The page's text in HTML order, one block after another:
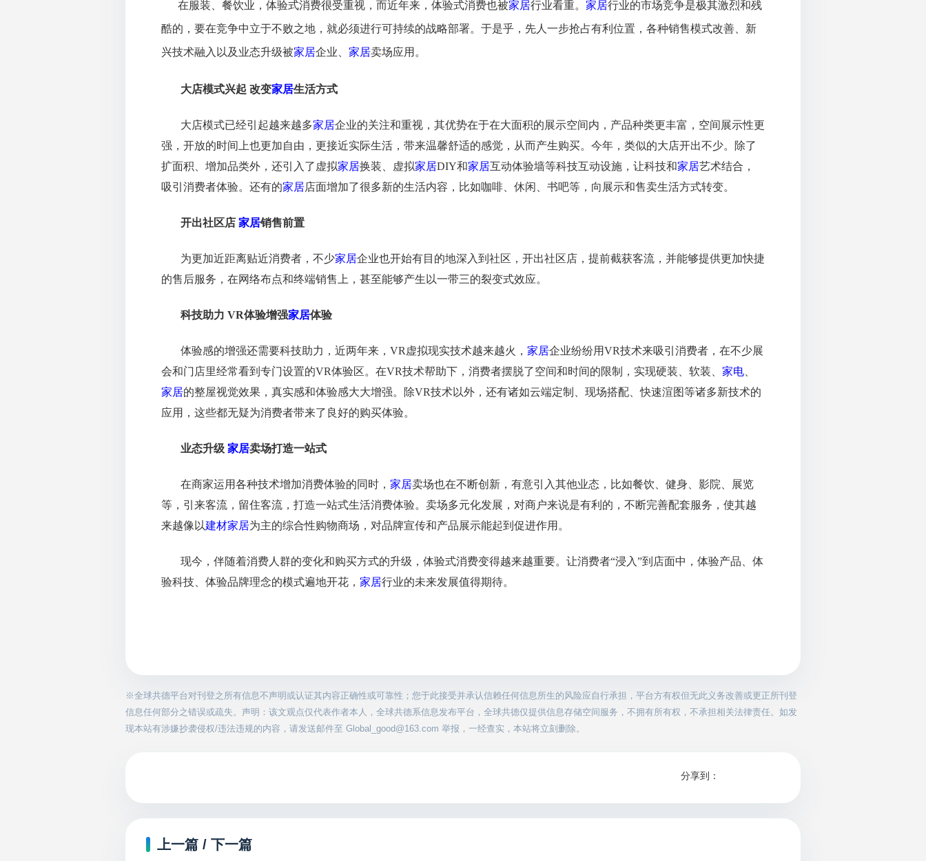
在服装、餐饮业，体验式消费很受重视，而近年来，体验式消费也被家居行业看重。 家居行业的市场竞争是极其激烈和残
酷的，要在竞争中立于不败之地，就必须进行可持续的战略部署。于是乎，先人一步抢占有利位置，各种销售模式改善、新
兴技术融入以及业态升级被家居企业、 家居卖场应用。
大店模式兴起 改变家居生活方式
大店模式已经引起越来越多家居企业的关注和重视，其优势在于在大面积的展示空间内，产品种类更丰富，空间展示性更
强，开放的时间上也更加自由，更接近实际生活，带来温馨舒适的感觉，从而产生购买。今年，类似的大店开出不少。除了
扩面积、增加品类外，还引入了虚拟家居换装、虚拟家居DIY和家居互动体验墙等科技互动设施，让科技和家居艺术结合，
吸引消费者体验。还有的家居店面增加了很多新的生活内容，比如咖啡、休闲、书吧等，向展示和售卖生活方式转变。
开出社区店 家居销售前置
为更加近距离贴近消费者，不少家居企业也开始有目的地深入到社区，开出社区店，提前截获客流，并能够提供更加快捷
的售后服务，在网络布点和终端销售上，甚至能够产生以一带三的裂变式效应。
科技助力 VR体验增强家居体验
体验感的增强还需要科技助力，近两年来， VR虚拟现实技术越来越火， 家居企业纷纷用VR技术来吸引消费者，在不少展
会和门店里经常看到专门设置的VR体验区。在VR技术帮助下，消费者摆脱了空间和时间的限制，实现硬装、软装、 家电
家居的整屋视觉效果，真实感和体验感大大增强。除VR技术以外，还有诸如云端定制、现场搭配、快速渲图等诸多新技术的
应用，这些都无疑为消费者带来了良好的购买体验。
业态升级 家居卖场打造一站式
在商家运用各种技术增加消费体验的同时， 家居卖场也在不断创新，有意引入其他业态，比如餐饮、健身、影院、展览
等，引来客流，留住客流，打造一站式生活消费体验。卖场多元化发展，对商户来说是有利的，不断完善配套服务，使其越
来越像以建材家居为主的综合性购物商场，对品牌宣传和产品展示能起到促进作用。
现今，伴随着消费人群的变化和购买方式的升级，体验式消费变得越来越重要。让消费者“浸入”到店面中，体验产品、体
验科技、体验品牌理念的模式遍地开花， 家居行业的未来发展值得期待。
※全球共德平台对刊登之所有信息不声明或认证其内容正确性或可靠性；您于此接受并承认信赖任何信息所生的风险应自行承担，平台方有权但无此义务改善或更正所刊登
信息任何部分之错误或疏失。声明：该文观点仅代表作者本人，全球共德系信息发布平台，全球共德仅提供信息存储空间服务，不拥有所有权，不承担相关法律责任。如发
现本站有涉嫌抄袭侵权/违法违规的内容，请发送邮件至 Global_good@163.com 举报，一经查实，本站将立刻删除。
分享到：
上一篇 / 下一篇